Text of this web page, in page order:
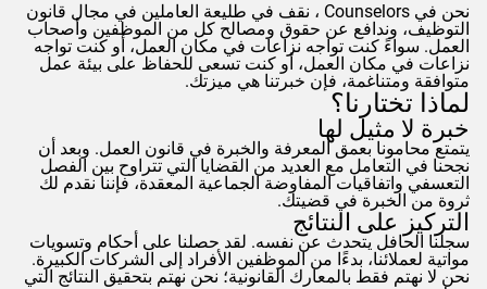
نحن في Counselors ، نقف في طليعة العاملين في مجال قانون
التوظيف، وندافع عن حقوق ومصالح كل من الموظفين وأصحاب
العمل. سواءً كنت تواجه نزاعات في مكان العمل، أو كنت تواجه
نزاعات في مكان العمل، أو كنت تسعى للحفاظ على بيئة عمل
متوافقة ومتناغمة، فإن خبرتنا هي ميزتك.
لماذا تختارنا؟
خبرة لا مثيل لها
يتمتع محامونا بعمق المعرفة والخبرة في قانون العمل. وبعد أن
نجحنا في التعامل مع العديد من القضايا التي تتراوح بين الفصل
التعسفي واتفاقيات المفاوضة الجماعية المعقدة، فإننا نقدم لك
ثروة من الخبرة في قضيتك.
التركيز على النتائج
سجلنا الحافل يتحدث عن نفسه. لقد حصلنا على أحكام وتسويات
مواتية لعملائنا، بدءًا من الموظفين الأفراد إلى الشركات الكبيرة.
نحن لا نهتم فقط بالمعارك القانونية؛ نحن نهتم بتحقيق النتائج التي